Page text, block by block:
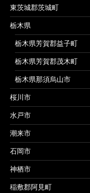
東茨城郡茨城町
栃木県
栃木県芳賀郡益子町
栃木県芳賀郡茂木町
栃木県那須烏山市
桜川市
水戸市
潮来市
石岡市
神栖市
稲敷郡阿見町